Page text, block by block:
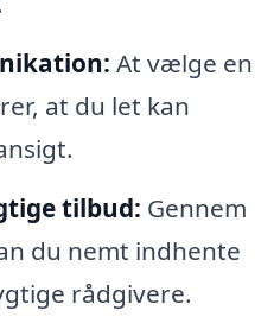
At vælge en
at du let kan
tilbud: Gennem
du nemt indhente
rådgivere.